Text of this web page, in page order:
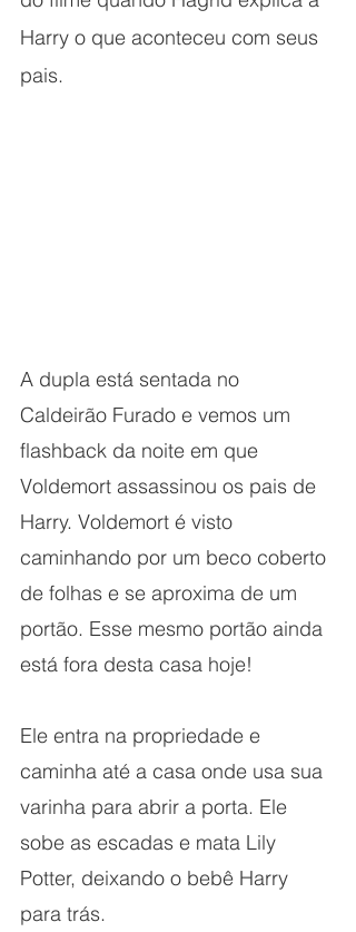
Harry o que aconteceu com seus
pais.
A dupla está sentada no
Caldeirão Furado e vemos um
flashback da noite em que
Voldemort assassinou os pais de
Harry. Voldemort é visto
caminhando por um beco coberto
de folhas e se aproxima de um
portão. Esse mesmo portão ainda
está fora desta casa hoje!
Ele entra na propriedade e
caminha até a casa onde usa sua
varinha para abrir a porta. Ele
sobe as escadas e mata Lily
Potter, deixando o bebê Harry
para trás.